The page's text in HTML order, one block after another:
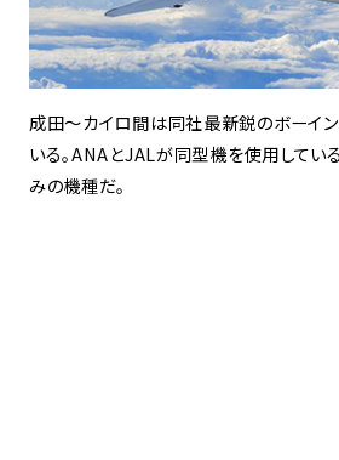
成田〜カイロ間は同社最新鋭のボーイ
いる。ANAとJALが同型機を使用してい
みの機種だ。